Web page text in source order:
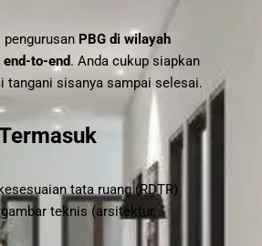
PBG di wilayah
end-to-end. Anda cukup siapkan
tangani sisanya sampai selesai.
tata ruang (RDTR)
teknis (arsitektur,